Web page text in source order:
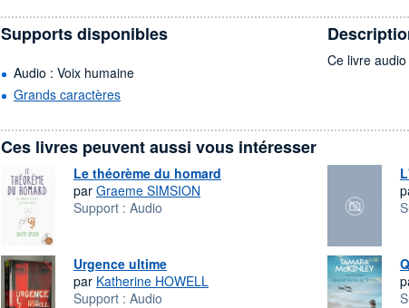
Supports disponibles
Audio : Voix humaine
Grands caractères
Ce livre
Ces livres peuvent aussi vous intéresser
Le théorème du homard
par Graeme SIMSION
Support : Audio
Urgence ultime
par Katherine HOWELL
Support : Audio